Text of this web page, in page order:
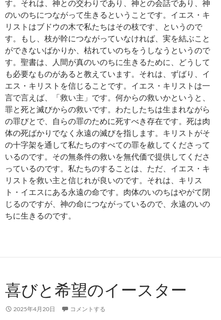
す。それは、神との交わりであり、神との会話であり、神
のいのちにつながって生きるということです。イエス・キ
リストはブドウの木で私たちはその枝です、というので
す。もし、枝が幹につながっていなければ、実を結ぶこと
ができないばかりか、枯れていのちをうしなうというので
す。聖書は、人間が真のいのちに生きるために、どうして
も必要なものがあると教えています。それは、ずばり、イ
エス・キリストを信じることです。イエス・キリストは一
言で言えば、「救い主」です。何からの救いかというと、
罪と死と滅びからの救いです。わたしたちは生まれながら
の罪びとで、自らの罪のために死すべき存在です。死は肉
体の死ばかりでなく永遠の滅びを指します。キリストがそ
の十字架を通して私たちのすべての罪を赦してくださって
いるのです。その無条件の救いを無代価で提供してくださ
っているのです。私たちのすることは、ただ、イエス・キ
リストを救い主と信じれが良いのです。それは、キリス
ト・イエスにある永遠の命です。肉体のいのちはやがて閉
じるのですが、神の命につながっているので、永遠のいの
ちに生きるのです。
喜びと希望のイースター
2025年4月20日 コメントする